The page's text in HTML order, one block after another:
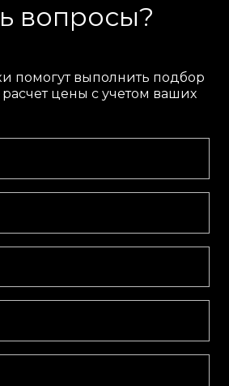
вопросы?
помогут выполнить подбор
цены с учетом ваших